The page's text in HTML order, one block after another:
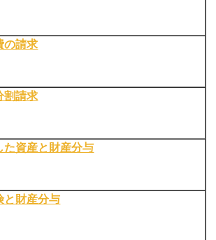
の請求
割請求
た資産と財産分与
と財産分与